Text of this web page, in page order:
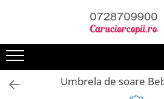
Carucioare copii
Carucioare sport copiiUmbrela de soare